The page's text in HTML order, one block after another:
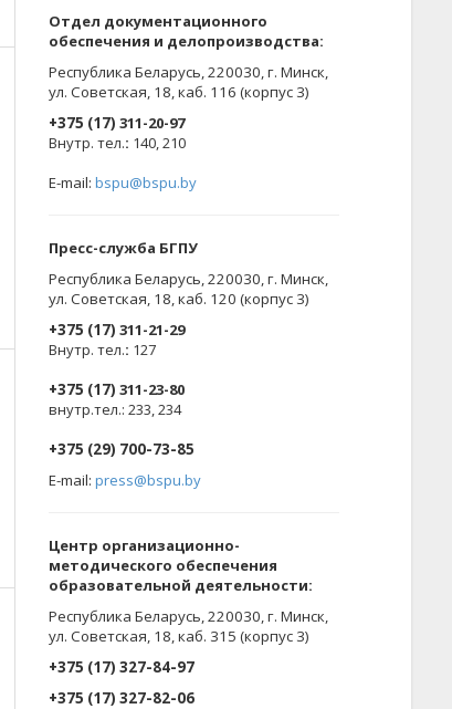
Oтдел документационного
обеспечения и делопроизводства:
Республика Беларусь, 220030, г. Минск,
ул. Советская, 18, каб. 116 (корпус 3)
+375 (17)311-20-97
Внутр. тел.: 140, 210
E-mail:bspu@bspu.by
Пресс-служба БГПУ
Республика Беларусь, 220030, г. Минск,
ул. Советская, 18, каб. 120 (корпус 3)
+375 (17)311-21-29
Внутр. тел.: 127
+375 (17) 311-23-80
внутр.тел.: 233, 234
+375 (29) 700-73-85
E-mail:press@bspu.by
Центр организационно-
методического обеспечения
образовательной деятельности:
Республика Беларусь, 220030, г. Минск,
ул. Советская, 18, каб. 315 (корпус 3)
+375 (17) 327-84-97
+375 (17) 327-82-06